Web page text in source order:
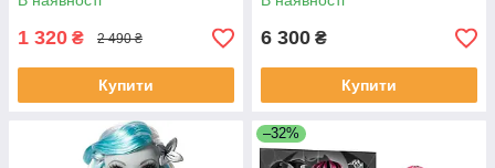
1 320 ₴ 2 490 ₴
Купити
6 300 ₴
Купити
–32%